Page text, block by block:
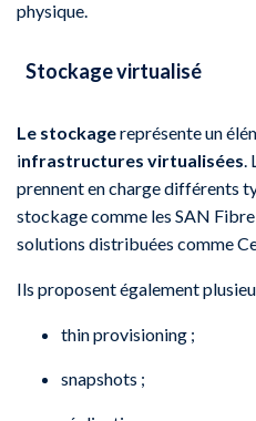
physique.
Stockage virtualisé
Le stockagereprésente un
infrastructures virtualisées.
prennent en charge différents
stockage comme les SAN Fibre
solutions distribuées comme
Ils proposent également
thin provisioning ;
snapshots ;